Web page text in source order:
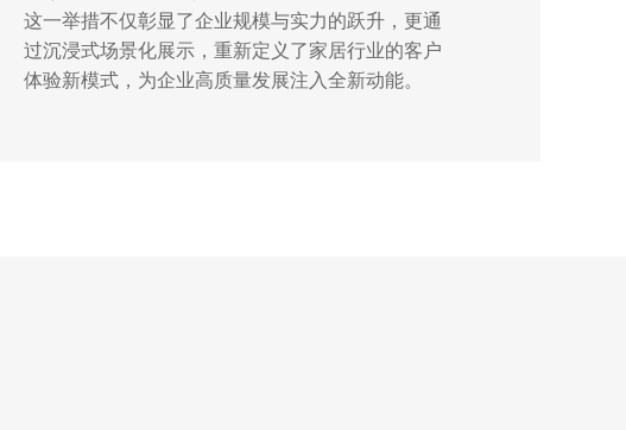
这一举措不仅彰显了企业规模与实力的跃升，更通
过沉浸式场景化展示，重新定义了家居行业的客户
体验新模式，为企业高质量发展注入全新动能。